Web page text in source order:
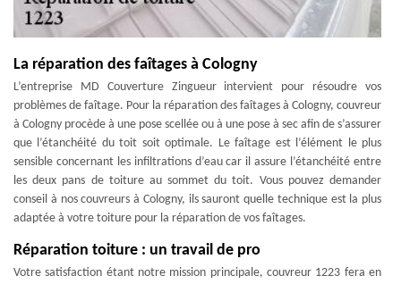
La réparation des faîtages à Cologny
L’entreprise MD Couverture Zingueur intervient pour résoudre vos
problèmes de faîtage. Pour la réparation des faîtages à Cologny, couvreur
à Cologny procède à une pose scellée ou à une pose à sec afin de s’assurer
que l’étanchéité du toit soit optimale. Le faîtage est l’élément le plus
sensible concernant les infiltrations d’eau car il assure l’étanchéité entre
les deux pans de toiture au sommet du toit. Vous pouvez demander
conseil à nos couvreurs à Cologny, ils sauront quelle technique est la plus
adaptée à votre toiture pour la réparation de vos faîtages.
Réparation toiture : un travail de pro
Votre satisfaction étant notre mission principale, couvreur 1223 fera en